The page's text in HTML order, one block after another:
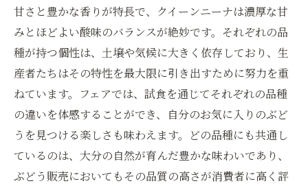
甘さと豊かな香りが特長で、クイーンニーナは濃厚な甘
みとほどよい酸味のバランスが絶妙です。それぞれの品
種が持つ個性は、土壌や気候に大きく依存しており、生
産者たちはその特性を最大限に引き出すために努力を重
ねています。フェアでは、試食を通じてそれぞれの品種
の違いを体感することができ、自分のお気に入りのぶど
うを見つける楽しさも味わえます。どの品種にも共通し
ているのは、大分の自然が育んだ豊かな味わいであり、
ぶどう販売においてもその品質の高さが消費者に高く評